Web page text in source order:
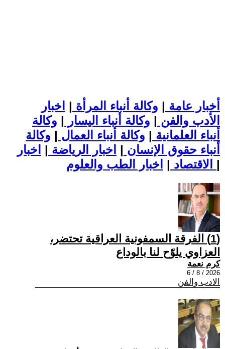
أخبار عامة | وكالة أنباء المرأة | اخبار
الأدب والفن | وكالة أنباء اليسار | وكالة
أنباء العلمانية | وكالة أنباء العمال | وكالة
أنباء حقوق الإنسان | اخبار الرياضة | اخبار
الاقتصاد | |
(1) الفرقة السمفونية العراقية تحتضر،
العزاوي يلوّح لنا بالوداع
كرم نعمة
2026 / 8 / 6
الادب والفن